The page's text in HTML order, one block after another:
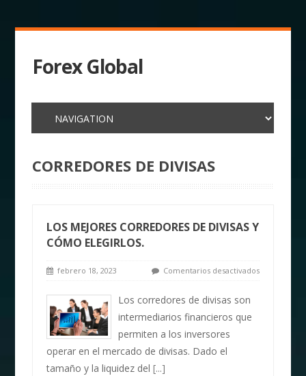
Forex Global
CORREDORES DE DIVISAS
LOS MEJORES CORREDORES DE DIVISAS Y
CÓMO ELEGIRLOS.
febrero 18, 2023 Comentarios desactivados
Los corredores de divisas son
intermediarios financieros que
permiten a los inversores
operar en el mercado de divisas. Dado el
tamaño y la liquidez del[...]